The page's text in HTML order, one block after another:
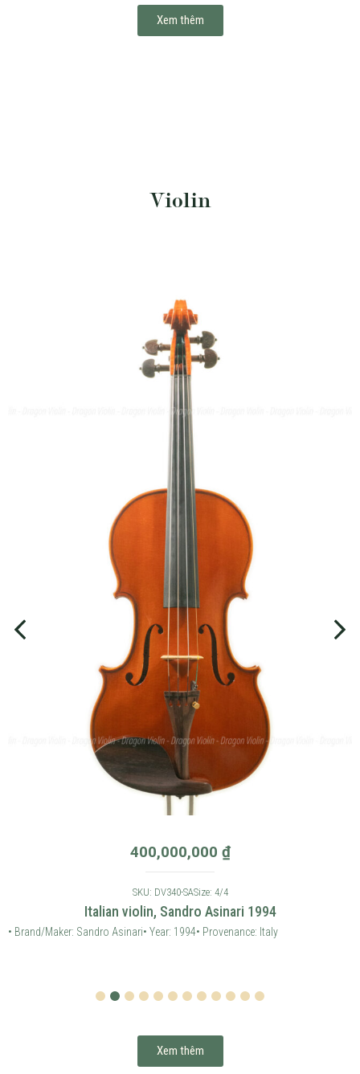
Xem thêm
Violin
400,000,000 ₫
SKU: DV340-SASize: 4/4
Italian violin, Sandro Asinari 1994
• Brand/Maker: Sandro Asinari• Year: 1994• Provenance: Italy
4 5 6 7 8 9 101112
Xem thêm